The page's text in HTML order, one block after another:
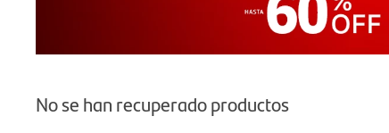
No se han recuperado productos